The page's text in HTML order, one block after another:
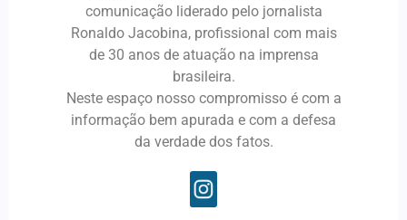
comunicação liderado pelo jornalista
Ronaldo Jacobina, profissional com mais
de 30 anos de atuação na imprensa
brasileira.
Neste espaço nosso compromisso é com a
informação bem apurada e com a defesa
da verdade dos fatos.